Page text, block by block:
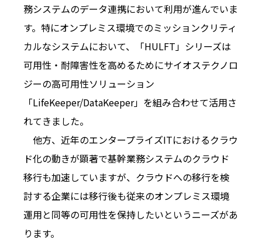
務システムのデータ連携において利用が進んでいま
す。特にオンプレミス環境でのミッションクリティ
カルなシステムにおいて、「HULFT」シリーズは
可用性・耐障害性を高めるためにサイオステクノロ
ジーの高可用性ソリューション
「LifeKeeper/DataKeeper」を組み合わせて活用さ
れてきました。
他方、近年のエンタープライズITにおけるクラウ
ド化の動きが顕著で基幹業務システムのクラウド
移行も加速していますが、クラウドへの移行を検
討する企業には移行後も従来のオンプレミス環境
運用と同等の可用性を保持したいというニーズがあ
ります。